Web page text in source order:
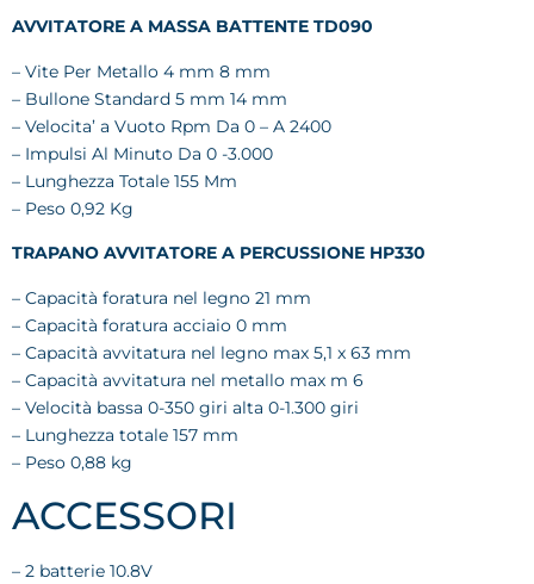
AVVITATORE A MASSA BATTENTE TD090
– Vite Per Metallo 4 mm 8 mm
– Bullone Standard 5 mm 14 mm
– Velocita’ a Vuoto Rpm Da 0 – A 2400
– Impulsi Al Minuto Da 0 -3.000
– Lunghezza Totale 155 Mm
– Peso 0,92 Kg
TRAPANO AVVITATORE A PERCUSSIONE HP330
– Capacità foratura nel legno 21 mm
– Capacità foratura acciaio 0 mm
– Capacità avvitatura nel legno max 5,1 x 63 mm
– Capacità avvitatura nel metallo max m 6
– Velocità bassa 0-350 giri alta 0-1.300 giri
– Lunghezza totale 157 mm
– Peso 0,88 kg
ACCESSORI
– 2 batterie 10.8V